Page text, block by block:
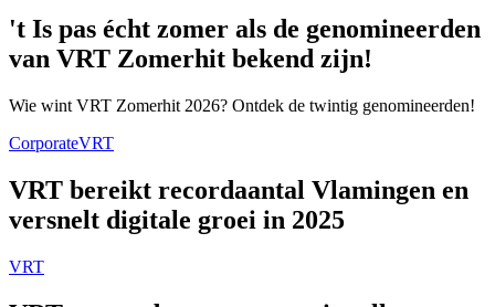
't Is pas écht zomer als de genomineerden
van VRT Zomerhit bekend zijn!
Wie wint VRT Zomerhit 2026? Ontdek de twintig genomineerden!
CorporateVRT
VRT bereikt recordaantal Vlamingen en
versnelt digitale groei in 2025
VRT